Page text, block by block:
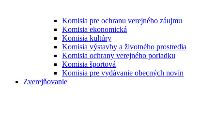
Komisia pre ochranu verejného záujmu
Komisia ekonomická
Komisia kultúry
Komisia výstavby a životného prostredia
Komisia ochrany verejného poriadku
Komisia športová
Komisia pre vydávanie obecných novín
Zverejňovanie